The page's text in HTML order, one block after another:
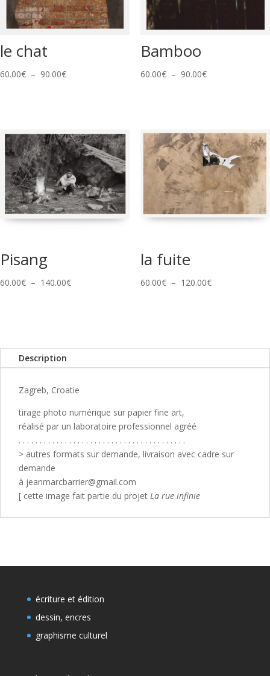
le chat
60.00€ – 90.00€Plage
à
90.00€
Bamboo
60.00€ – 90.00€Plage
à
90.00€
Pisang
60.00€ – 140.00€Plage
la fuite
60.00€ – 120.00€Plage
Description
Zagreb, Croatie
tirage photo numérique sur papier fine art,
réalisé par un laboratoire professionnel agréé
. . . . . . . . . . . . . . . . . . . . . . . . . . . . . . . . . . . . . . . .
> autres formats sur demande, livraison avec cadre sur
demande
à jeanmarcbarrier@gmail.com
[ cette image fait partie du projet La rue infinie
écriture et édition
dessin, encres
graphisme culturel